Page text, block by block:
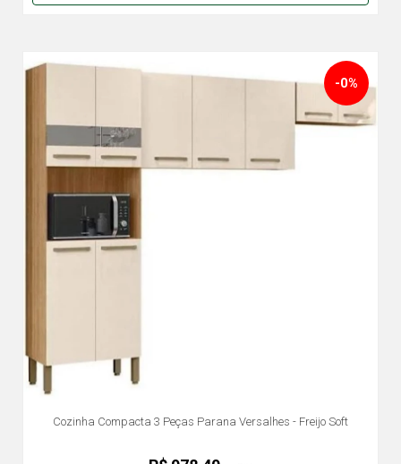
Cozinha Compacta 3 Peças Parana Versalhes - Freijo Soft
-0%